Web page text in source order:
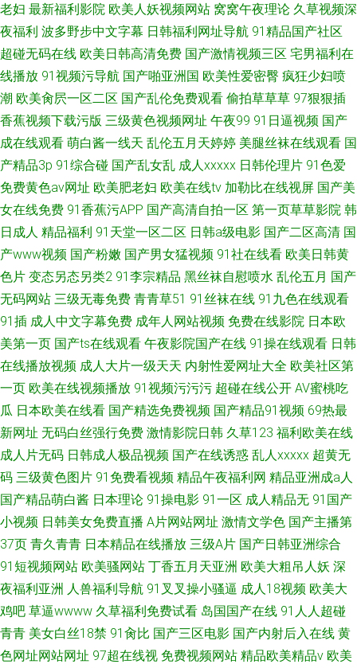
老妇 最新福利影院 欧美人妖视频网站 窝窝午夜理论 久草视频深
夜福利 波多野步中文字幕 日韩福利网址导航 91精品国产社区
超碰无码在线 欧美日韩高清免费 国产激情视频三区 宅男福利在
线播放 91视频污导航 国产啪亚洲国 欧美性爱密臀 疯狂少妇喷
潮 欧美肏屄一区二区 国产乱伦免费观看 偷拍草草草 97狠狠插
香蕉视频下载污版 三级黄色视频网址 午夜99 91日逼视频 国产
成在线观看 萌白酱一线天 乱伦五月天婷婷 美腿丝袜在线观看 国
产精品3p 91综合碰 国产乱女乱 成人xxxxx 日韩伦理片 91色爱
免费黄色av网址 欧美肥老妇 欧美在线tv 加勒比在线视屏 国产美
女在线免费 91香蕉污APP 国产高清自拍一区 第一页草草影院 韩
日成人 精品福利 91天堂一区二区 日韩a级电影 国产二区高清 国
产www视频 国产粉嫩 国产男女猛视频 91社在线看 欧美日韩黄
色片 变态另态另类2 91李宗精品 黑丝袜自慰喷水 乱伦五月 国产
无码网站 三级无毒免费 青青草51 91丝袜在线 91九色在线观看
91插 成人中文字幕免费 成年人网站视频 免费在线影院 日本欧
美第一页 国产ts在线观看 午夜影院国产在线 91操在线观看 日韩
在线播放视频 成人大片一级天天 内射性爱网址大全 欧美社区第
一页 欧美在线视频播放 91视频污污污 超碰在线公开 AV蜜桃吃
瓜 日本欧美在线看 国产精选免费视频 国产精品91视频 69热最
新网址 无码白丝强行免费 激情影院日韩 久草123 福利欧美在线
成人片无码 日韩成人极品视频 国产在线诱惑 乱人xxxxx 超黄无
码 三级黄色图片 91免费看视频 精品午夜福利网 精品亚洲成a人
国产精品萌白酱 日本理论 91操电影 91一区 成人精品无 91国产
小视频 日韩美女免费直播 A片网站网址 激情文学色 国产主播第
37页 青久青青 日本精品在线播放 三级A片 国产日韩亚洲综合
91短视频网站 欧美骚网站 丁香五月天亚洲 欧美大粗吊人妖 深
夜福利亚洲 人兽福利导航 91叉叉操小骚逼 成人18视频 欧美大
鸡吧 草逼wwww 久草福利免费试看 岛国国产在线 91人人超碰
青青 美女白丝18禁 91肏比 国产三区电影 国产内射后入在线 黄
色网址网站网址 97超在线视 免费视频网站 精品欧美精品v 欧美